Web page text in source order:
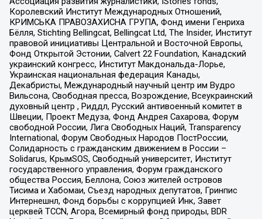
Королевский Институт Международных Отношений,
КРИМСЬКА ПРАВОЗАХИСНА ГРУПА, Фонд имени Генриха
Бёлля, Stichting Bellingcat, Bellingcat Ltd, The Insider, Институт
правовой инициативы Центральной и Восточной Европы,
Фонд Открытой Эстонии, Calvert 22 Foundation, Канадский
украинский конгресс, Институт Макдональда-Лорье,
Украинская национальная федерация Канады,
Декабристы, Международный научный центр им Вудро
Вильсона, Свободная пресса, Возрождение, Всеукраинский
духовный центр , Риддл, Русский антивоенный комитет в
Швеции, Проект Медуза, Фонд Андрея Сахарова, Форум
свободной России, Лига Свободных Наций, Transparеncy
International, Форум Свободных Народов ПостРоссии,
Солидарность с гражданским движением в России –
Solidarus, КрымSOS, Свободный университет, Институт
государственного управления, Форум гражданского
общества Россия, Беллона, Союз жителей островов
Тисима и Хабомаи, Съезд народных депутатов, Гринпис
Интернешнл, Фонд борьбы с коррупцией Инк, Завет
церквей TCCN, Агора, Всемирный фонд природы, BDR